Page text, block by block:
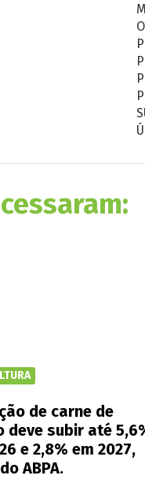
de carne de
deve subir até
e 2,8% em 2027,
ABPA.